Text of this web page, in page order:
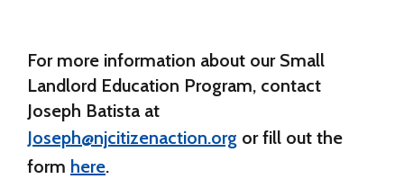
For more information about our Small
Landlord Education Program, contact
Joseph Batista at
Joseph@njcitizenaction.org or fill out the
form here.